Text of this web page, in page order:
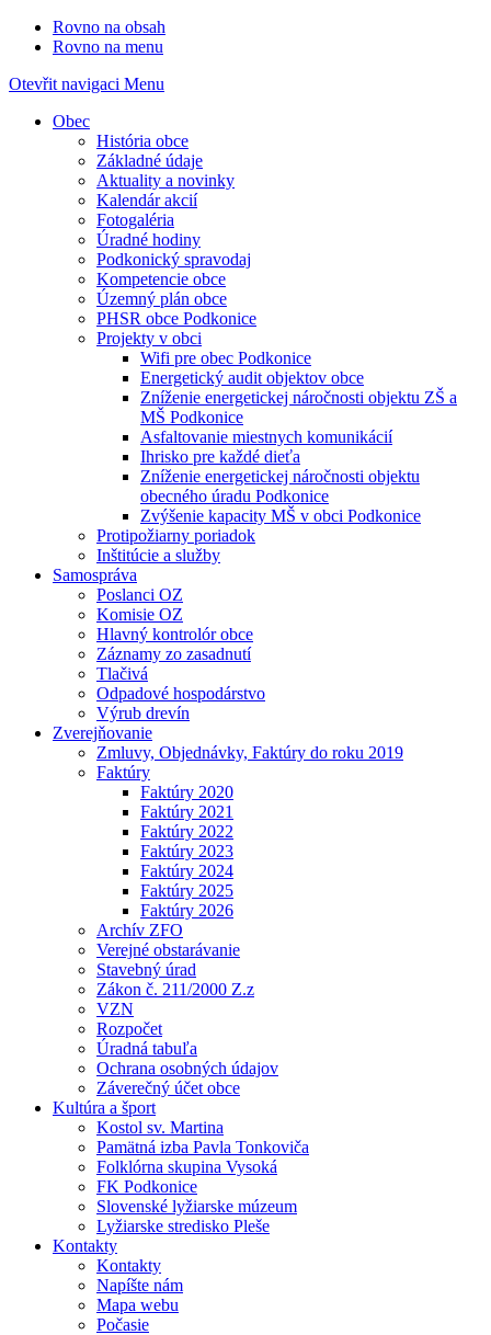
Rovno na obsah
Rovno na menu
Otevřit navigaci Menu
Obec
História obce
Základné údaje
Aktuality a novinky
Kalendár akcií
Fotogaléria
Úradné hodiny
Podkonický spravodaj
Kompetencie obce
Územný plán obce
PHSR obce Podkonice
Projekty v obci
Wifi pre obec Podkonice
Energetický audit objektov obce
Zníženie energetickej náročnosti objektu ZŠ a
MŠ Podkonice
Asfaltovanie miestnych komunikácií
Ihrisko pre každé dieťa
Zníženie energetickej náročnosti objektu
obecného úradu Podkonice
Zvýšenie kapacity MŠ v obci Podkonice
Protipožiarny poriadok
Inštitúcie a služby
Samospráva
Poslanci OZ
Komisie OZ
Hlavný kontrolór obce
Záznamy zo zasadnutí
Tlačivá
Odpadové hospodárstvo
Výrub drevín
Zverejňovanie
Zmluvy, Objednávky, Faktúry do roku 2019
Faktúry
Faktúry 2020
Faktúry 2021
Faktúry 2022
Faktúry 2023
Faktúry 2024
Faktúry 2025
Faktúry 2026
Archív ZFO
Verejné obstarávanie
Stavebný úrad
Zákon č. 211/2000 Z.z
VZN
Rozpočet
Úradná tabuľa
Ochrana osobných údajov
Záverečný účet obce
Kultúra a šport
Kostol sv. Martina
Pamätná izba Pavla Tonkoviča
Folklórna skupina Vysoká
FK Podkonice
Slovenské lyžiarske múzeum
Lyžiarske stredisko Pleše
Kontakty
Kontakty
Napíšte nám
Mapa webu
Počasie